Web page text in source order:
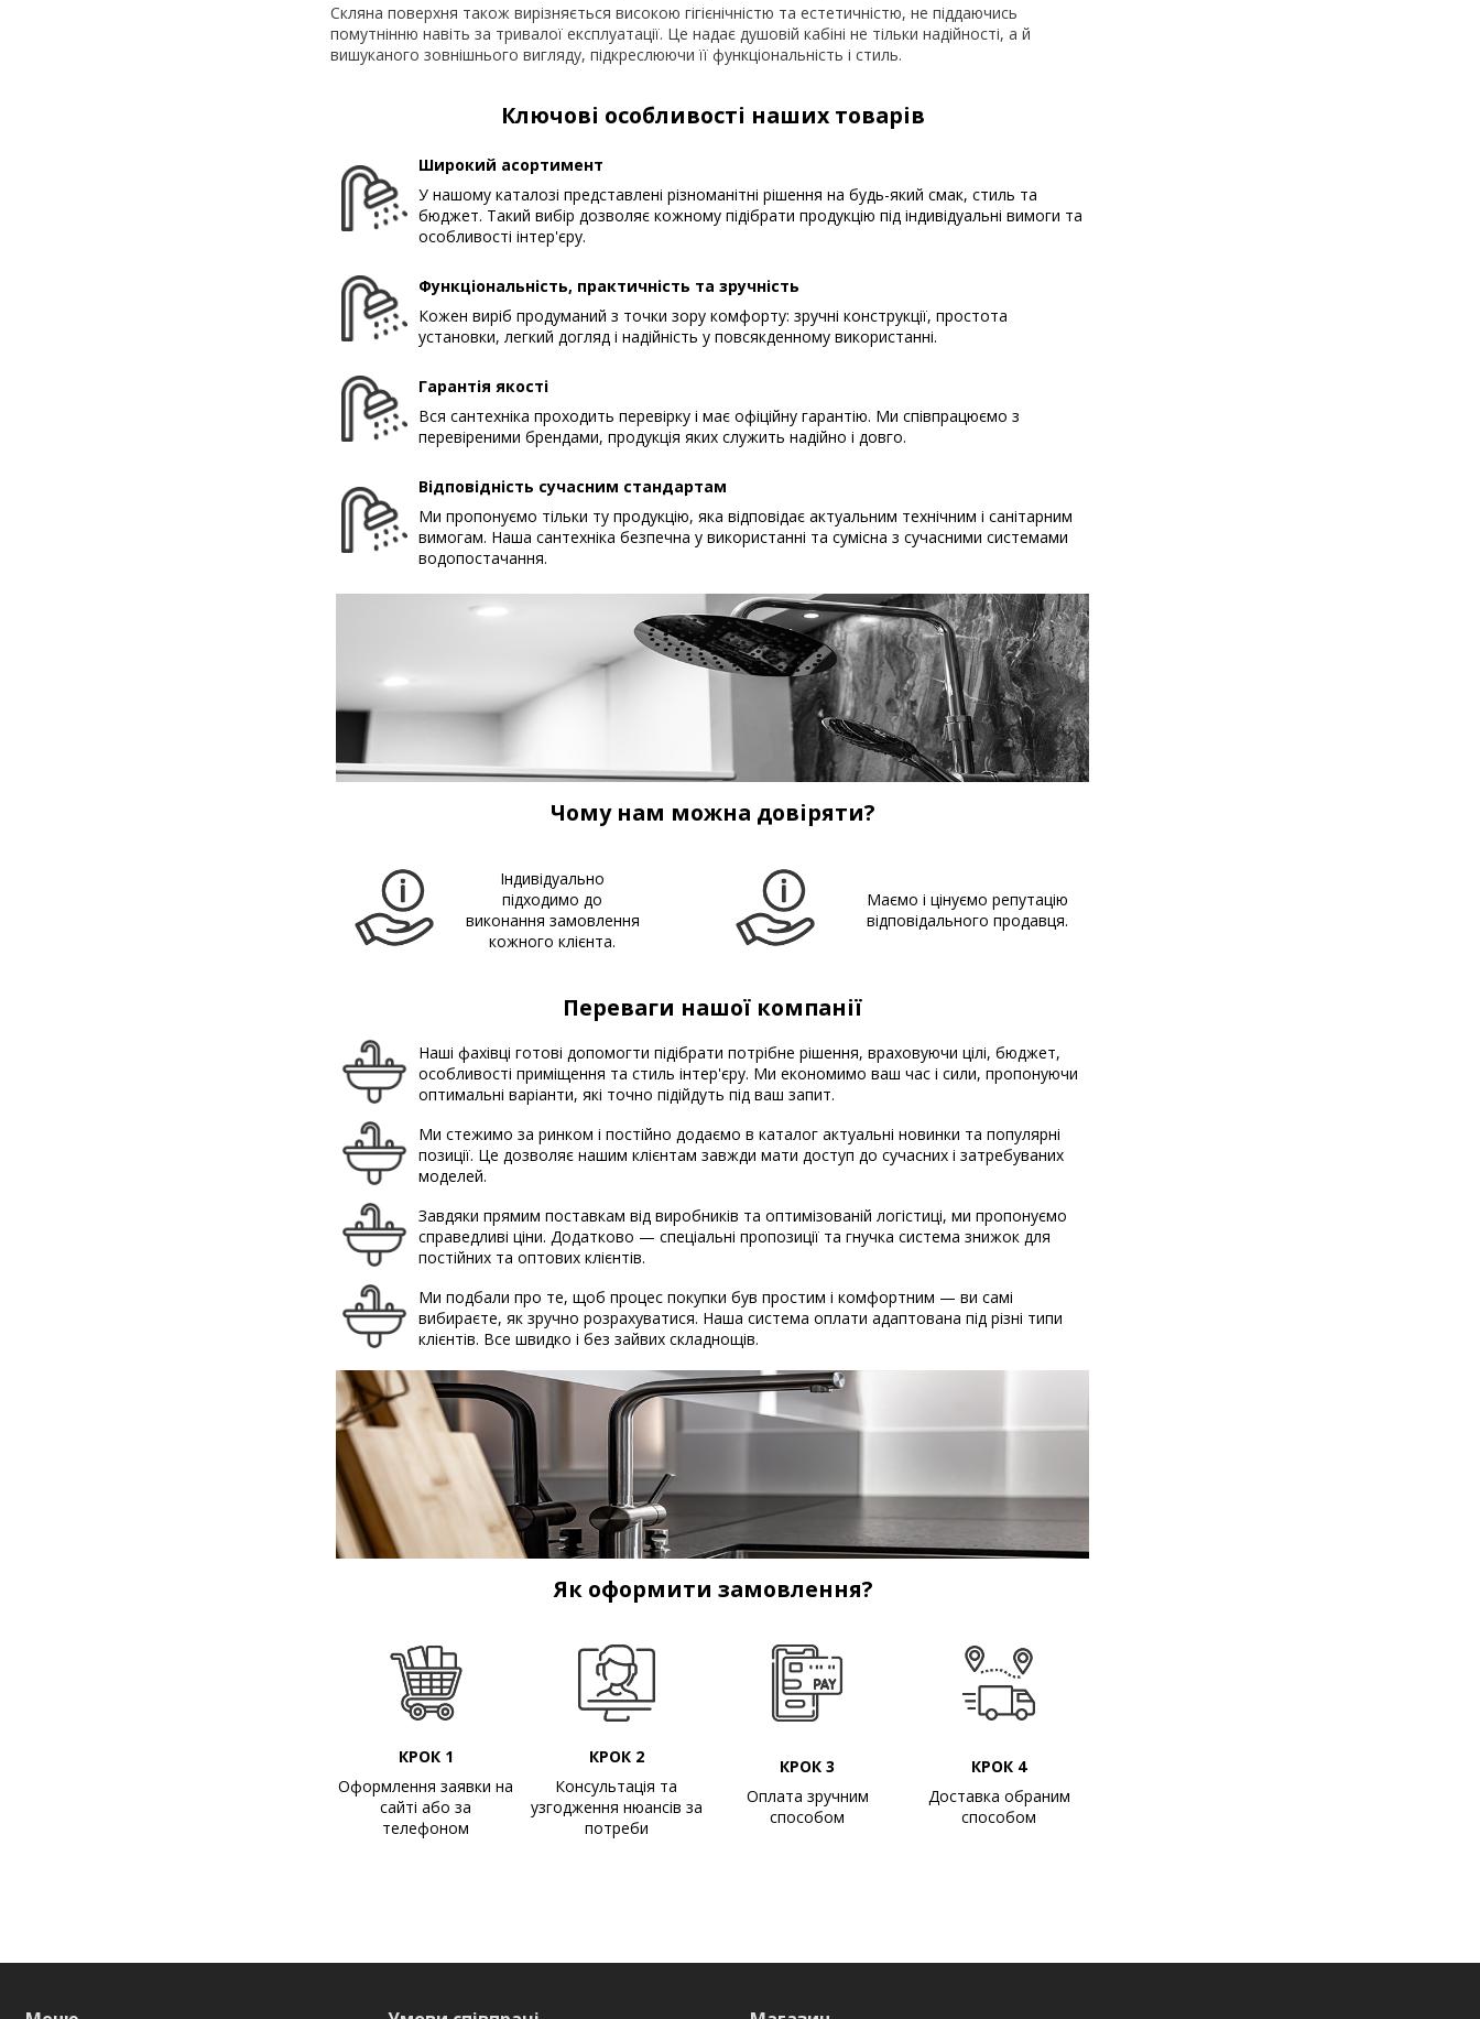
Скляна поверхня також вирізняється високою гігієнічністю та естетичністю, не піддаючись
помутнінню навіть за тривалої експлуатації. Це надає душовій кабіні не тільки надійності, а й
вишуканого зовнішнього вигляду, підкреслюючи її функціональність і стиль.
Ключові особливості наших товарів
Широкий асортимент
У нашому каталозі представлені різноманітні рішення на будь-який смак, стиль та
бюджет. Такий вибір дозволяє кожному підібрати продукцію під індивідуальні вимоги та
особливості інтер'єру.
Функціональність, практичність та зручність
Кожен виріб продуманий з точки зору комфорту: зручні конструкції, простота
установки, легкий догляд і надійність у повсякденному використанні.
Гарантія якості
Вся сантехніка проходить перевірку і має офіційну гарантію. Ми співпрацюємо з
перевіреними брендами, продукція яких служить надійно і довго.
Відповідність сучасним стандартам
Ми пропонуємо тільки ту продукцію, яка відповідає актуальним технічним і санітарним
вимогам. Наша сантехніка безпечна у використанні та сумісна з сучасними системами
водопостачання.
Чому нам можна довіряти?
Індивідуально
підходимо до
виконання замовлення
кожного клієнта.
Маємо і цінуємо репутацію
відповідального продавця.
Переваги нашої компанії
Наші фахівці готові допомогти підібрати потрібне рішення, враховуючи цілі, бюджет,
особливості приміщення та стиль інтер'єру. Ми економимо ваш час і сили, пропонуючи
оптимальні варіанти, які точно підійдуть під ваш запит.
Ми стежимо за ринком і постійно додаємо в каталог актуальні новинки та популярні
позиції. Це дозволяє нашим клієнтам завжди мати доступ до сучасних і затребуваних
моделей.
Завдяки прямим поставкам від виробників та оптимізованій логістиці, ми пропонуємо
справедливі ціни. Додатково — спеціальні пропозиції та гнучка система знижок для
постійних та оптових клієнтів.
Ми подбали про те, щоб процес покупки був простим і комфортним — ви самі
вибираєте, як зручно розрахуватися. Наша система оплати адаптована під різні типи
клієнтів. Все швидко і без зайвих складнощів.
Як оформити замовлення?
КРОК 1
Оформлення заявки на
сайті або за
телефоном
КРОК 2
Консультація та
узгодження нюансів за
потреби
КРОК 3
Оплата зручним
способом
КРОК 4
Доставка обраним
способом